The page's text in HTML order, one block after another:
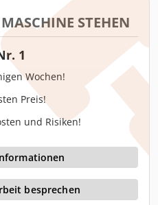
STEHEN
1
Wochen!
Preis!
und Risiken!
besprechen